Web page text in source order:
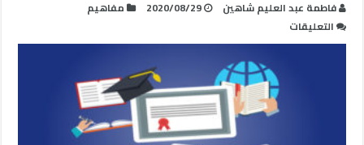
فاطمة عبد العليم شاهين 2020/08/29
مفاهيم
التعليقات
التعلم
الافتراضي
ضرورة
حتمية
في